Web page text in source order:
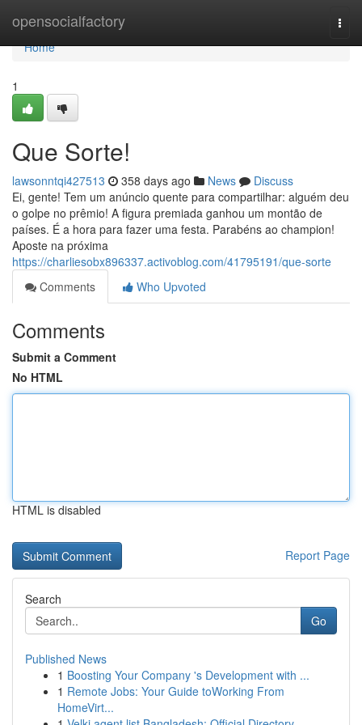
opensocialfactory
Home
Home
1
Que Sorte!
lawsonntqi427513 358 days ago News
Discuss
Ei, gente! Tem um anúncio quente para compartilhar: alguém deu
o golpe no prêmio! A figura premiada ganhou um montão de
países. É a hora para fazer uma festa. Parabéns ao champion!
Aposte na próxima
https://charliesobx896337.activoblog.com/41795191/que-sorte
Comments
Who Upvoted
Comments
Submit a Comment
No HTML
HTML is disabled
Report Page
Search
Go
Published News
1 Boosting Your Company 's Development with ...
1 Remote Jobs: Your Guide toWorking From
HomeVirt...